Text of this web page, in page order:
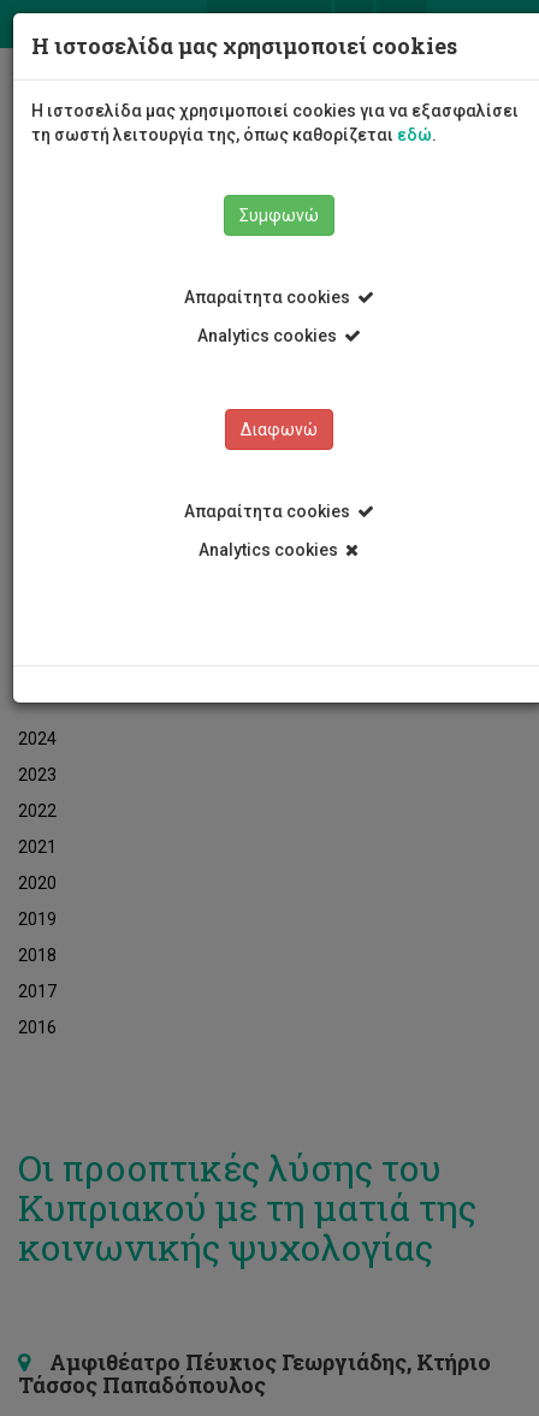
2024
2023
2022
2021
2020
2019
2018
2017
2016
Οι προοπτικές λύσης του
Κυπριακού με τη ματιά της
κοινωνικής ψυχολογίας
Αμφιθέατρο Πέυκιος Γεωργιάδης, Κτήριο
Τάσσος Παπαδόπουλος
Η ιστοσελίδα μας χρησιμοποιεί cookies
Η ιστοσελίδα μας χρησιμοποιεί cookies για να εξασφαλίσει
τη σωστή λειτουργία της, όπως καθορίζεται εδώ.
Συμφωνώ
Απαραίτητα cookies
Analytics cookies
Διαφωνώ
Απαραίτητα cookies
Analytics cookies